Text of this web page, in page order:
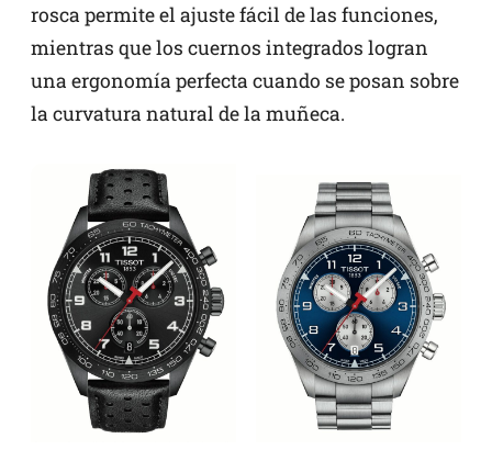
rosca permite el ajuste fácil de las funciones,
mientras que los cuernos integrados logran
una ergonomía perfecta cuando se posan sobre
la curvatura natural de la muñeca.